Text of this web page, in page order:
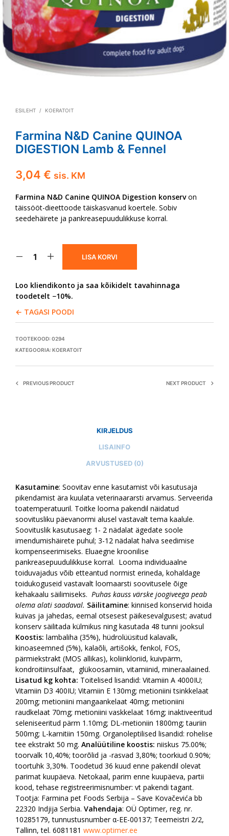
ESILEHT / KOERATOIT
Farmina N&D Canine QUINOA
DIGESTION Lamb & Fennel
3,04 € sis. KM
Farmina N&D Canine QUINOA Digestion konservon
täissööt-dieettoode täiskasvanud koertele. Sobiv
seedehäirete ja pankreasepuudulikkuse korral.
LISA KORVI
Loo kliendikonto ja saa kõikidelt tavahinnaga
toodetelt −10%.
← TAGASI POODI
TOOTEKOOD: 0294
KATEGOORIA: KOERATOIT
PREVIOUS PRODUCT NEXT PRODUCT
KIRJELDUS
LISAINFO
ARVUSTUSED (0)
Kasutamine: Soovitav enne kasutamist või kasutusaja
pikendamist ära kuulata veterinaararsti arvamus. Serveerida
toatemperatuuril. Toitke looma pakendil näidatud
soovitusliku päevanormi alusel vastavalt tema kaalule.
Soovituslik kasutusaeg: 1- 2 nädalat ägedate soole
imendumishäirete puhul; 3-12 nädalat halva seedimise
kompenseerimiseks. Eluaegne kroonilise
pankreasepuudulikkuse korral. Looma individuaalne
toiduvajadus võib etteantud normist erineda, kohaldage
toidukoguseid vastavalt loomaarsti soovitusele õige
kehakaalu säilimiseks. Puhas kauss värske joogiveega peab
olema alati saadaval. Säilitamine: kinnised konservid hoida
kuivas ja jahedas, eemal otsesest päikesevalgusest; avatud
konserv säilitada külmikus ning kasutada 48 tunni jooksul
Koostis: lambaliha (35%), hüdrolüüsitud kalavalk,
kinoaseemned (5%), kalaõli, artišokk, fenkol, FOS,
pärmiekstrakt (MOS allikas), koliinkloriid, kuivpärm,
kondroitiinsulfaat, glükoosamiin, vitamiinid, mineraalained.
Lisatud kg kohta: Toitelised lisandid: Vitamiin A 4000IU;
Vitamiin D3 400IU; Vitamiin E 130mg; metioniini tsinkkelaat
200mg; metioniini mangaankelaat 40mg; metioniini
raudkelaat 70mg; metioniini vaskkelaat 16mg; inaktiveeritud
seleniseeritud pärm 1.10mg; DL-metioniin 1800mg; tauriin
500mg; L-karnitiin 150mg. Organoleptilised lisandid: rohelise
tee ekstrakt 50 mg. Analüütiline koostis: niiskus 75.00%;
toorvalk 10,40%; toorõlid ja -rasvad 3,80%; toorkiud 0.90%;
toortuhk 3,30%. Toodetud 36 kuud enne pakendil olevat
parimat kuupäeva. Netokaal, parim enne kuupäeva, partii
kood, tehase registreerimisnumber: vt pakendi tagant.
Tootja: Farmina pet Foods Serbija – Save Kovačevića bb
22320 Indjija Serbia. Vahendaja: OÜ Optimer, reg. nr.
10285179, tunnustusnumber α-EE-00137; Teemeistri 2/2,
Tallinn, tel. 6081181 www.optimer.ee